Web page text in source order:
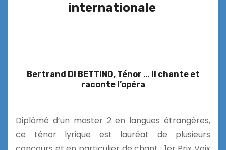
internationale
Bertrand DI BETTINO, Ténor … il chante et
raconte l’opéra
Diplômé d’un master 2 en langues étrangères,
ce ténor lyrique est lauréat de plusieurs